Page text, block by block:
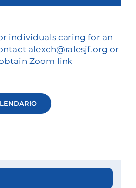
individuals caring for an
alexch@ralesjf.org or
Zoom link